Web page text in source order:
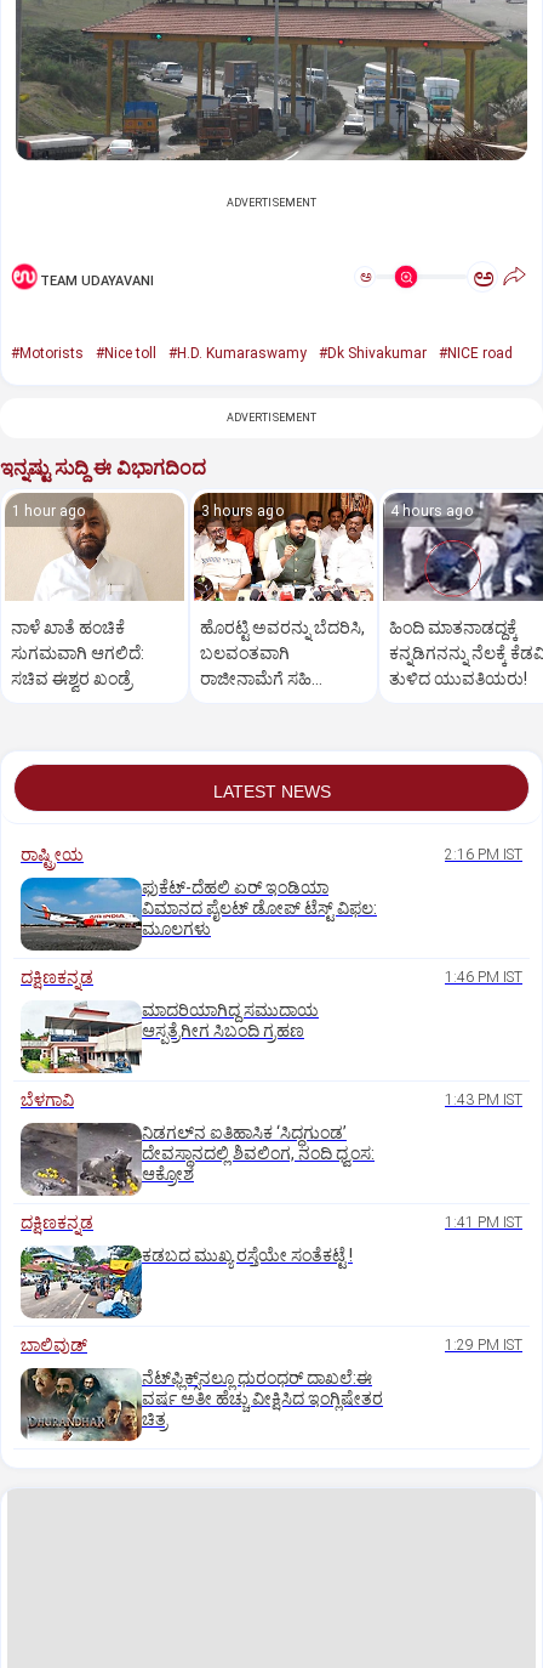
ADVERTISEMENT
TEAM UDAYAVANI ಅ ಅ
#Motorists #Nice toll #H.D. Kumaraswamy #Dk Shivakumar #NICE road
ADVERTISEMENT
ಇನ್ನಷ್ಟು ಸುದ್ದಿ ಈ ವಿಭಾಗದಿಂದ
1 hour ago
ನಾಳೆ ಖಾತೆ ಹಂಚಿಕೆ
ಸುಗಮವಾಗಿ ಆಗಲಿದೆ:
ಸಚಿವ ಈಶ್ವರ ಖಂಡ್ರೆ
3 hours ago
ಹೊರಟ್ಟಿ ಅವರನ್ನು ಬೆದರಿಸಿ,
ಬಲವಂತವಾಗಿ
ರಾಜೀನಾಮೆಗೆ ಸಹಿ
4 hours ago
ಹಿಂದಿ ಮಾತನಾಡದ್ದಕ್ಕೆ
ಕನ್ನಡಿಗನನ್ನು ನೆಲಕ್ಕೆ
ತುಳಿದ ಯುವತಿಯರು!
LATEST NEWS
ರಾಷ್ಟ್ರೀಯ 2:16 PM IST
ಫುಕೆಟ್‌-ದೆಹಲಿ ಏರ್‌ ಇಂಡಿಯಾ
ವಿಮಾನದ ಪೈಲಟ್‌ ಡೋಪ್‌ ಟೆಸ್ಟ್‌ ವಿಫಲ:
ಮೂಲಗಳು
ದಕ್ಷಿಣಕನ್ನಡ 1:46 PM IST
ಮಾದರಿಯಾಗಿದ್ದ ಸಮುದಾಯ
ಆಸ್ಪತ್ರೆಗೀಗ ಸಿಬಂದಿ ಗ್ರಹಣ
ಬೆಳಗಾವಿ 1:43 PM IST
ನಿಡಗಲ್‌ನ ಐತಿಹಾಸಿಕ ‘ಸಿದ್ಧಗುಂಡ’
ದೇವಸ್ಥಾನದಲ್ಲಿ ಶಿವಲಿಂಗ, ನಂದಿ ಧ್ವಂಸ:
ಆಕ್ರೋಶ
ದಕ್ಷಿಣಕನ್ನಡ 1:41 PM IST
ಕಡಬದ ಮುಖ್ಯ ರಸ್ತೆಯೇ ಸಂತೆಕಟ್ಟೆ !
ಬಾಲಿವುಡ್‌ 1:29 PM IST
ನೆಟ್‌ಫ್ಲಿಕ್ಸ್‌ನಲ್ಲೂ ಧುರಂಧರ್‌ ದಾಖಲೆ:ಈ
ವರ್ಷ ಅತೀ ಹೆಚ್ಚು ವೀಕ್ಷಿಸಿದ ಇಂಗ್ಲಿಷೇತರ
ಚಿತ್ರ